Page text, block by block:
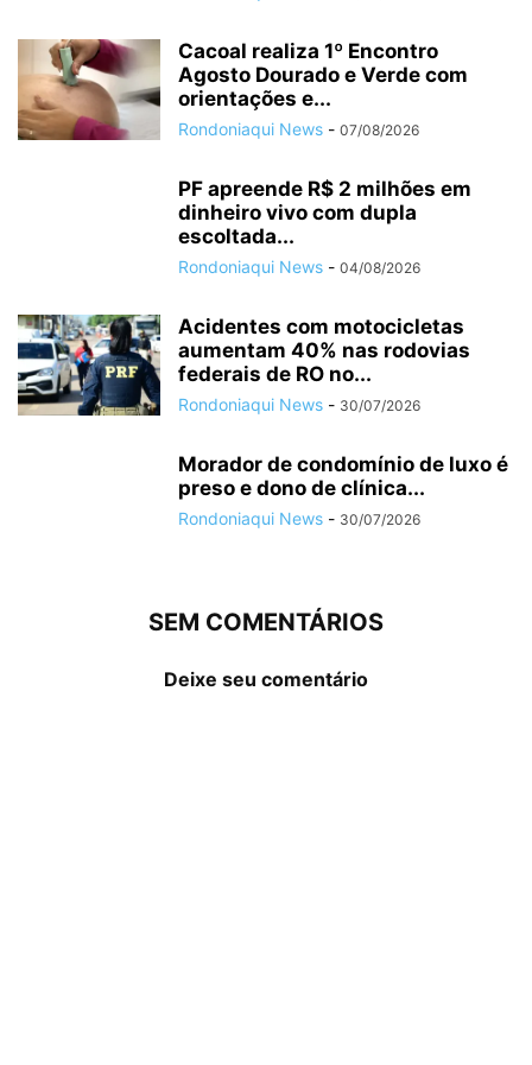
Cacoal realiza 1º Encontro
Agosto Dourado e Verde com
orientações e...
Rondoniaqui News - 07/08/2026
PF apreende R$ 2 milhões em
dinheiro vivo com dupla
escoltada...
Rondoniaqui News - 04/08/2026
Acidentes com motocicletas
aumentam 40% nas rodovias
federais de RO no...
Rondoniaqui News - 30/07/2026
Morador de condomínio de luxo é
preso e dono de clínica...
Rondoniaqui News - 30/07/2026
SEM COMENTÁRIOS
Deixe seu comentário